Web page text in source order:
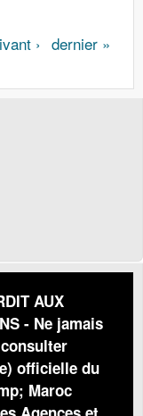
› dernier »
AUX
- Ne jamais
officielle du
Maroc